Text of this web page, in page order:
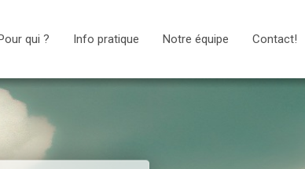
qui ? Info pratique Notre équipe Contact!